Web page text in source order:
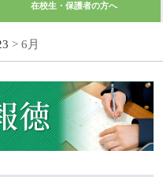
在校生・保護者の方へ
> 6月